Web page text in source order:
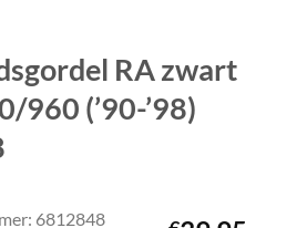
RA zwart
960 (’90-’98)
6812848